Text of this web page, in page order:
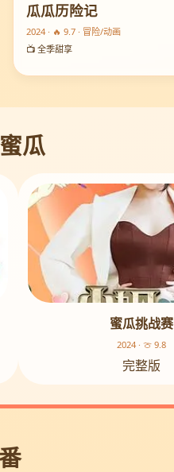
瓜瓜历险记
2024 · 🔥 9.7 · 冒险/动画
📺 全季甜享
瓜
蜜瓜挑战赛
2024 · 🍈 9.8
完整版